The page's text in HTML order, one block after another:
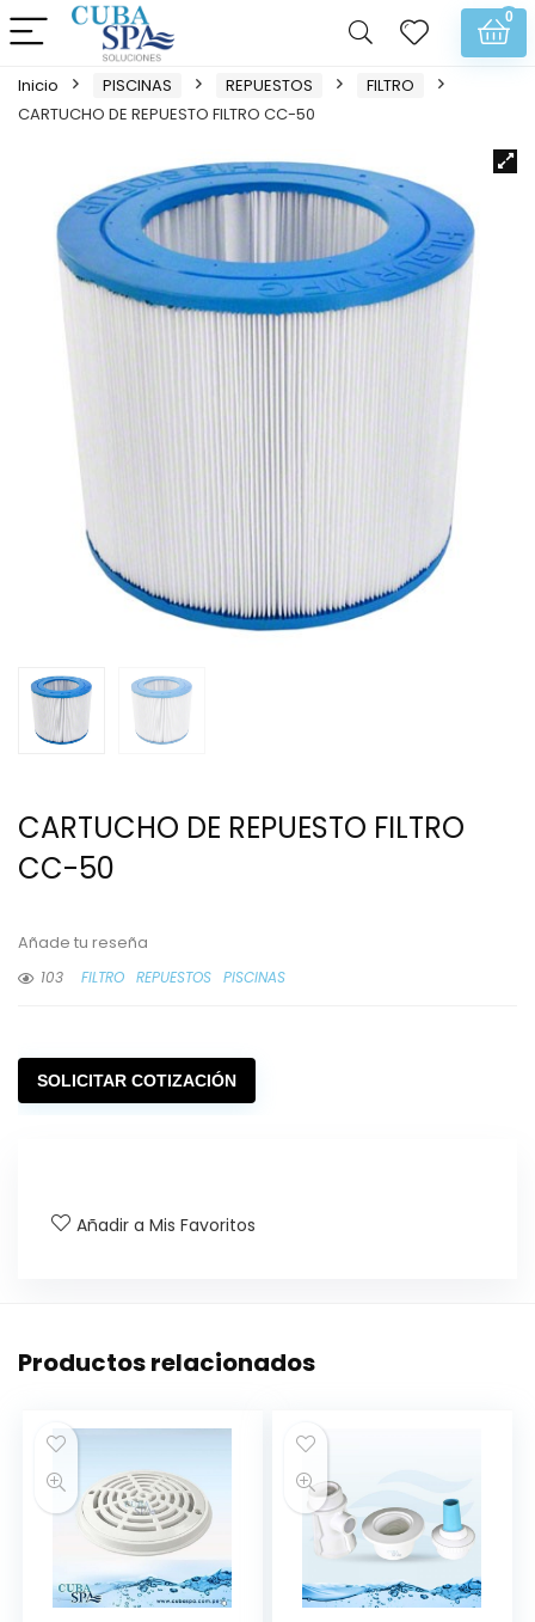
0
Inicio PISCINAS REPUESTOS
FILTRO
CARTUCHO DE REPUESTO FILTRO CC-50
CARTUCHO DE REPUESTO FILTRO
CC-50
Añade tu reseña
103
FILTRO REPUESTOS PISCINAS
SOLICITAR COTIZACIÓN
Añadir a Mis Favoritos
Productos relacionados